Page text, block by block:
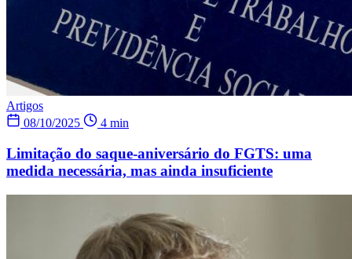
Artigos
08/10/2025
4 min
Limitação do saque-aniversário do FGTS: uma
medida necessária, mas ainda insuficiente